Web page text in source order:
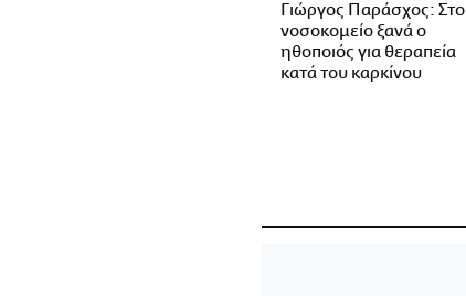
Γιώργος Παράσχος: Στο
νοσοκομείο ξανά ο
ηθοποιός για θεραπεία
κατά του καρκίνου